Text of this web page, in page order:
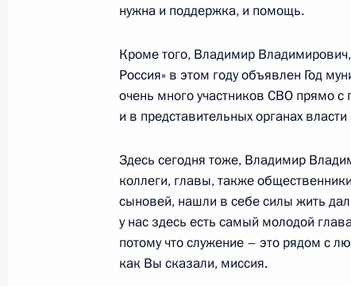
23 апреля 2026 года, 16:30 Москва, Кремль
22 апреля, среда
Церемония вручения
Российско-сейшельские
22 апреля 2026 года, 15:50 Москва,
нужна и поддержка, и помощь.
Кроме того, Владимир
Россия» в этом году объявлен Год
очень много участников СВО прямо
и в представительных органах
Здесь сегодня тоже, Владимир
коллеги, главы, также
сыновей, нашли в себе силы жить
у нас здесь есть самый молодой
потому что служение – это рядом с
как Вы сказали, миссия.